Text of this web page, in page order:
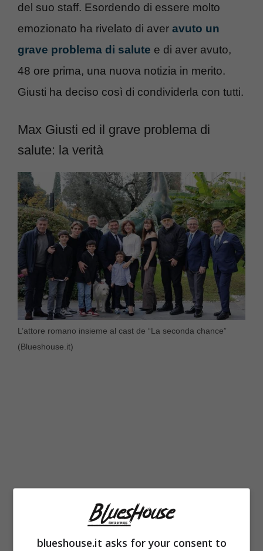
del suo staff. Esordendo di essere molto
emozionato ha rivelato di aver avuto un
grave problema di salute e di aver avuto,
48 ore prima, una nuova notizia in merito.
Giusti ha deciso così di condividerla con tutti.
Max Giusti ed il grave problema di
salute: la verità
L’attore romano insieme al cast de “La seconda chance”
(Blueshouse.it)
“Voglio dire per la prima volta una cosa:
blueshouse.it asks for your consent to